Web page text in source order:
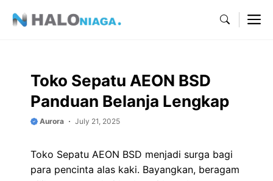
Toko Sepatu AEON BSD
Panduan Belanja Lengkap
Aurora July 21, 2025
Toko Sepatu AEON BSD menjadi surga bagi
para pencinta alas kaki. Bayangkan, beragam